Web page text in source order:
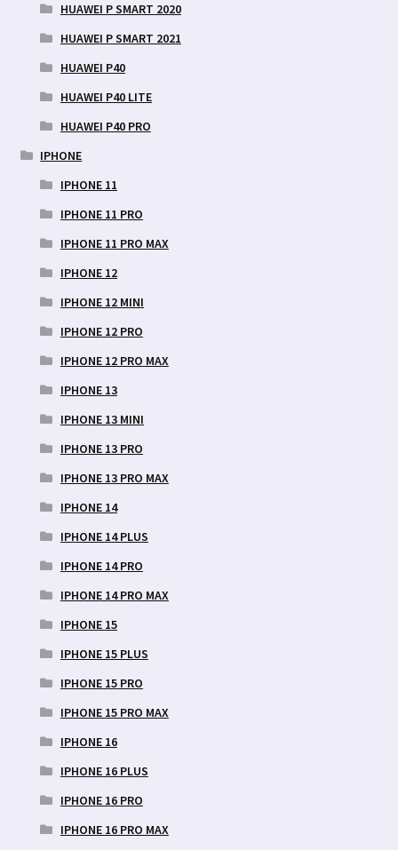
HUAWEI P SMART 2020
HUAWEI P SMART 2021
HUAWEI P40
HUAWEI P40 LITE
HUAWEI P40 PRO
IPHONE
IPHONE 11
IPHONE 11 PRO
IPHONE 11 PRO MAX
IPHONE 12
IPHONE 12 MINI
IPHONE 12 PRO
IPHONE 12 PRO MAX
IPHONE 13
IPHONE 13 MINI
IPHONE 13 PRO
IPHONE 13 PRO MAX
IPHONE 14
IPHONE 14 PLUS
IPHONE 14 PRO
IPHONE 14 PRO MAX
IPHONE 15
IPHONE 15 PLUS
IPHONE 15 PRO
IPHONE 15 PRO MAX
IPHONE 16
IPHONE 16 PLUS
IPHONE 16 PRO
IPHONE 16 PRO MAX